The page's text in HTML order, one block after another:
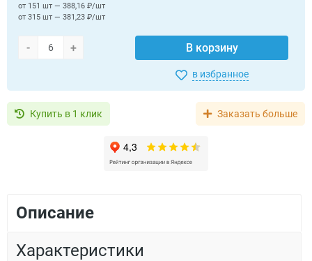
- + В корзину
от 151 шт — 388,16 ₽/шт
от 315 шт — 381,23 ₽/шт
в избранное
Купить в 1 клик Заказать больше
Описание
Характеристики